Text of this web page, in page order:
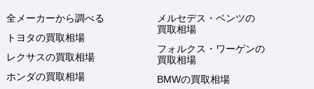
全メーカーから調べる
トヨタの買取相場
レクサスの買取相場
ホンダの買取相場
メルセデス・ベンツの
買取相場
フォルクス・ワーゲンの
買取相場
BMWの買取相場